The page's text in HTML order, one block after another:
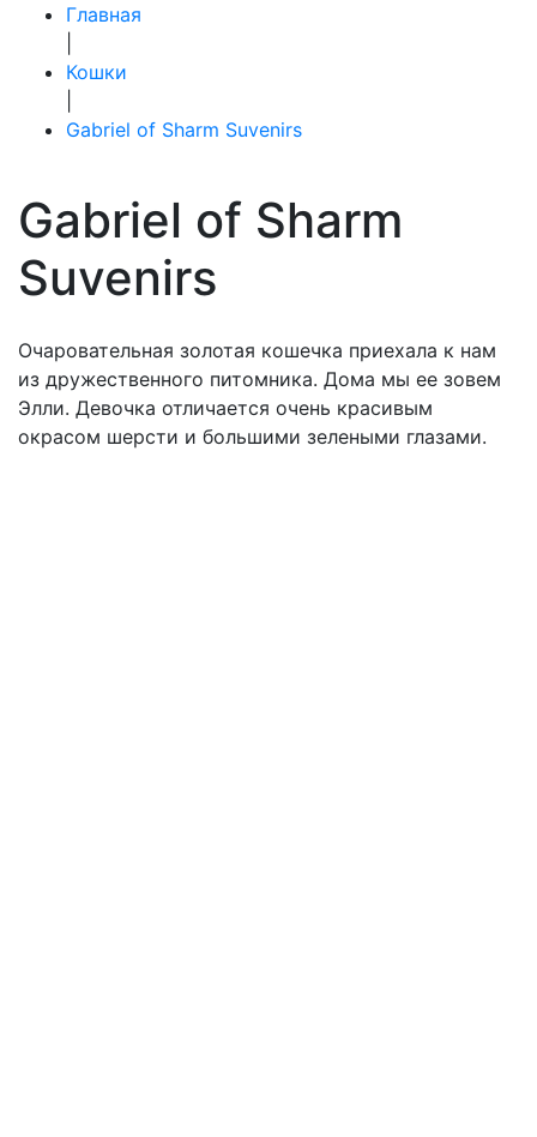
Главная
Кошки
Gabriel of Sharm Suvenirs
Gabriel of Sharm
Suvenirs
Очаровательная золотая кошечка приехала к нам
из дружественного питомника. Дома мы ее зовем
Элли. Девочка отличается очень красивым
окрасом шерсти и большими зелеными глазами.